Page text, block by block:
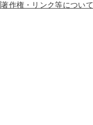
著作権・リンク等について